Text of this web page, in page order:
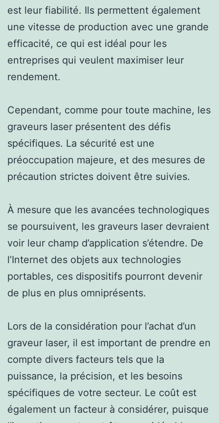
est leur fiabilité. Ils permettent également
une vitesse de production avec une grande
efficacité, ce qui est idéal pour les
entreprises qui veulent maximiser leur
rendement.
Cependant, comme pour toute machine, les
graveurs laser présentent des défis
spécifiques. La sécurité est une
préoccupation majeure, et des mesures de
précaution strictes doivent être suivies.
À mesure que les avancées technologiques
se poursuivent, les graveurs laser devraient
voir leur champ d’application s’étendre. De
l’Internet des objets aux technologies
portables, ces dispositifs pourront devenir
de plus en plus omniprésents.
Lors de la considération pour l’achat d’un
graveur laser, il est important de prendre en
compte divers facteurs tels que la
puissance, la précision, et les besoins
spécifiques de votre secteur. Le coût est
également un facteur à considérer, puisque